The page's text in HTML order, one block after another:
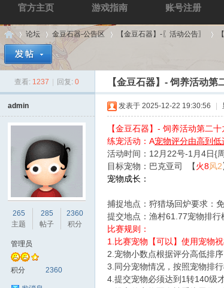
官方主页 游戏指南 账号注册
»
论坛
›
金豆石器-公告区 【金豆石器】-〖活动公告〗
›
查看: 1237 回复: 0 【金豆石器】- 饲养活动第
admin
265
主题
285
帖子
2360
积分
管理员
积分 2360
发表于 2025-12-22 19:30:56
【金豆石器】- 饲养活动第二十
练宠活动：A宠物评分由高到低
活动时间：12月22号-1月4日{
目标宠物：巴克亚司 【火8风2
宠物成长：
捕捉地点：狩猎场回炉要求：
提交地点：渔村61.77宠物排行
比赛规则：
1.比赛宠物【可以】使用宠物
2.宠物小数点根据评分高低排
3.同分宠物情况，按照宠物排
4.提交宠物必须达到1转140级